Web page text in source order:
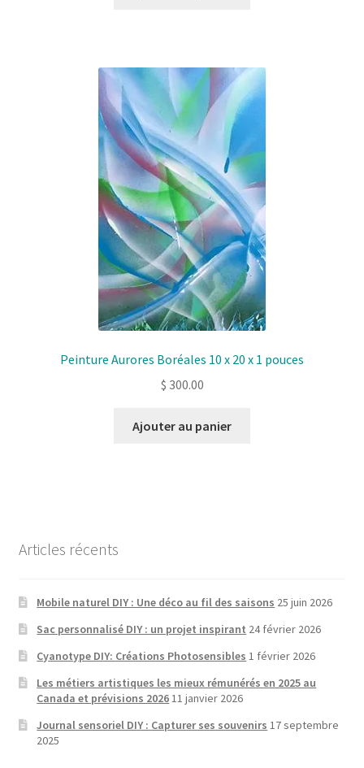
Peinture Aurores Boréales 10 x 20 x 1 pouces
$ 300.00
Ajouter au panier
Articles récents
Mobile naturel DIY : Une déco au fil des saisons 25 juin 2026
Sac personnalisé DIY : un projet inspirant 24 février 2026
Cyanotype DIY: Créations Photosensibles 1 février 2026
Les métiers artistiques les mieux rémunérés en 2025 au
Canada et prévisions 202611 janvier 2026
Journal sensoriel DIY : Capturer ses souvenirs 17 septembre
2025